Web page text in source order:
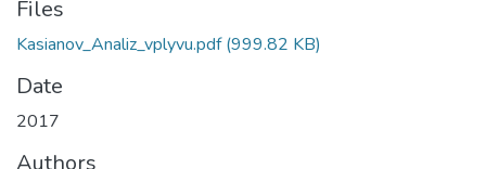
Files
Kasianov_Analiz_vplyvu.pdf(999.82 KB)
Date
2017
Authors